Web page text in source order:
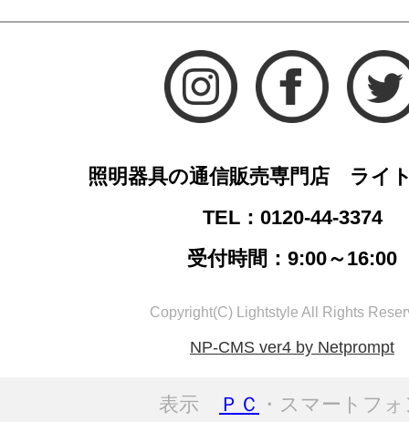
照明器具の通信販売専門店 ライ
TEL：0120-44-3374
受付時間：9:00～16:00
Copyright(C) Lightstyle All Rights
NP-CMS ver4 by Netprompt
表示 ＰＣ ・スマートフ